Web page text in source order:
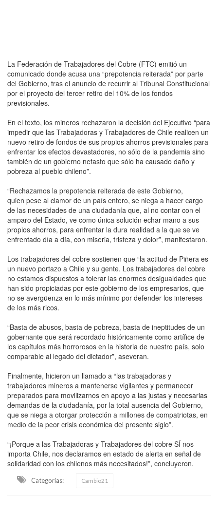
La Federación de Trabajadores del Cobre (FTC) emitió un
comunicado donde acusa una “prepotencia reiterada” por parte
del Gobierno, tras el anuncio de recurrir al Tribunal Constitucional
por el proyecto del tercer retiro del 10% de los fondos
previsionales.
En el texto, los mineros rechazaron la decisión del Ejecutivo “para
impedir que las Trabajadoras y Trabajadores de Chile realicen un
nuevo retiro de fondos de sus propios ahorros previsionales para
enfrentar los efectos devastadores, no sólo de la pandemia sino
también de un gobierno nefasto que sólo ha causado daño y
pobreza al pueblo chileno”.
“Rechazamos la prepotencia reiterada de este Gobierno,
quien pese al clamor de un país entero, se niega a hacer cargo
de las necesidades de una ciudadanía que, al no contar con el
amparo del Estado, ve como única solución echar mano a sus
propios ahorros, para enfrentar la dura realidad a la que se ve
enfrentado día a día, con miseria, tristeza y dolor”, manifestaron.
Los trabajadores del cobre sostienen que “la actitud de Piñera es
un nuevo portazo a Chile y su gente. Los trabajadores del cobre
no estamos dispuestos a tolerar las enormes desigualdades que
han sido propiciadas por este gobierno de los empresarios, que
no se avergüenza en lo más mínimo por defender los intereses
de los más ricos.
“Basta de abusos, basta de pobreza, basta de ineptitudes de un
gobernante que será recordado históricamente como artífice de
los capítulos más horrorosos en la historia de nuestro país, solo
comparable al legado del dictador”, aseveran.
Finalmente, hicieron un llamado a “las trabajadoras y
trabajadores mineros a mantenerse vigilantes y permanecer
preparados para movilizarnos en apoyo a las justas y necesarias
demandas de la ciudadanía, por la total ausencia del Gobierno,
que se niega a otorgar protección a millones de compatriotas, en
medio de la peor crisis económica del presente siglo”.
“¡Porque a las Trabajadoras y Trabajadores del cobre SÍ nos
importa Chile, nos declaramos en estado de alerta en señal de
solidaridad con los chilenos más necesitados!”, concluyeron.
Categorias: Cambio21